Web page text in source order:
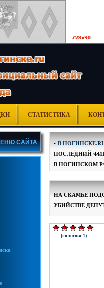
СТАТИСТИКА
САЙТА • В
ПОСЛЕДНИЙ
В НОГИНСКОМ
НА СКАМЬЕ
УБИЙСТВЕ
(голосов: 1)